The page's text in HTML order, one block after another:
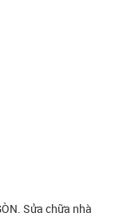
Sửa chữa nhà